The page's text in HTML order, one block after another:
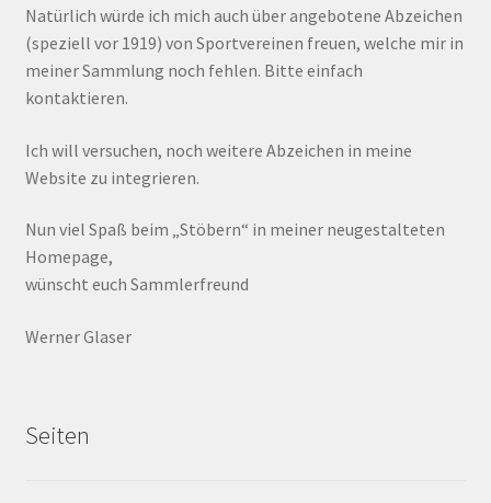
Natürlich würde ich mich auch über angebotene Abzeichen
(speziell vor 1919) von Sportvereinen freuen, welche mir in
meiner Sammlung noch fehlen. Bitte einfach
kontaktieren.
Ich will versuchen, noch weitere Abzeichen in meine
Website zu integrieren.
Nun viel Spaß beim „Stöbern“ in meiner neugestalteten
Homepage,
wünscht euch Sammlerfreund
Werner Glaser
Seiten